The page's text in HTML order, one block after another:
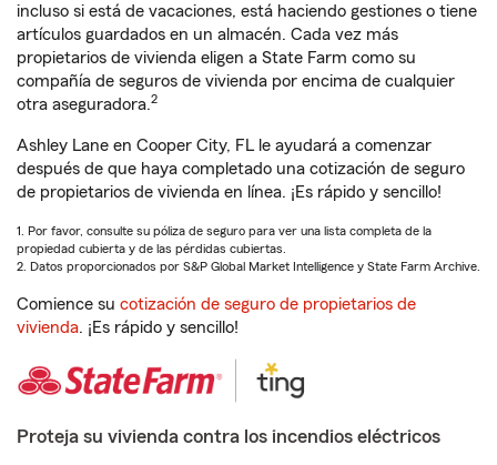
incluso si está de vacaciones, está haciendo gestiones o tiene
artículos guardados en un almacén. Cada vez más
propietarios de vivienda eligen a State Farm como su
compañía de seguros de vivienda por encima de cualquier
otra aseguradora.2
Ashley Lane en Cooper City, FL le ayudará a comenzar
después de que haya completado una cotización de seguro
de propietarios de vivienda en línea. ¡Es rápido y sencillo!
1. Por favor, consulte su póliza de seguro para ver una lista completa de la
propiedad cubierta y de las pérdidas cubiertas.
2. Datos proporcionados por S&P Global Market Intelligence y State Farm Archive.
Comience su cotización de seguro de propietarios de
vivienda. ¡Es rápido y sencillo!
Proteja su vivienda contra los incendios eléctricos